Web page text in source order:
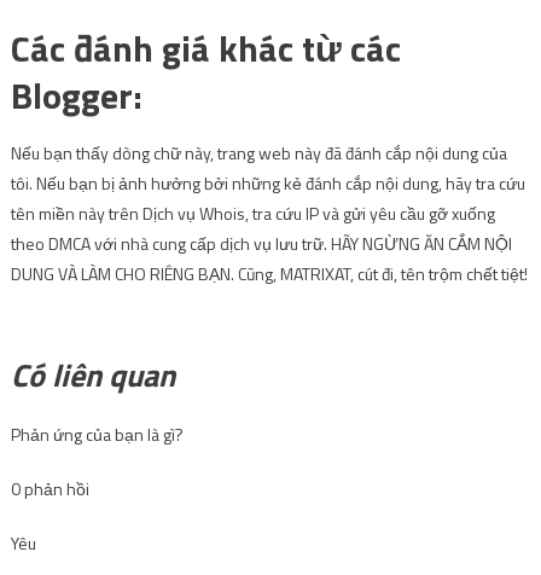
Các đánh giá khác từ các
Blogger:
Nếu bạn thấy dòng chữ này, trang web này đã đánh cắp nội dung của
tôi. Nếu bạn bị ảnh hưởng bởi những kẻ đánh cắp nội dung, hãy tra cứu
tên miền này trên Dịch vụ Whois, tra cứu IP và gửi yêu cầu gỡ xuống
theo DMCA với nhà cung cấp dịch vụ lưu trữ. HÃY NGỪNG ĂN CẮM NỘI
DUNG VÀ LÀM CHO RIÊNG BẠN. Cũng,MATRIXAT, cút đi, tên trộm chết tiệt!
Có liên quan
Phản ứng của bạn là gì?
0phản hồi
Yêu